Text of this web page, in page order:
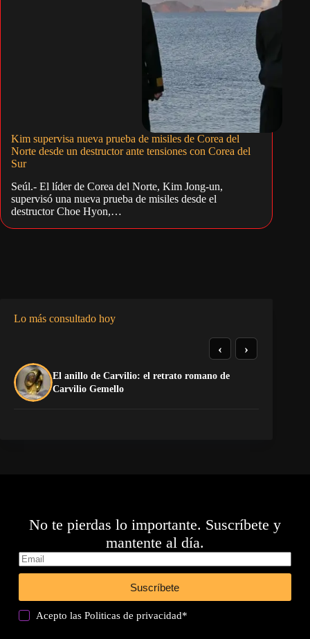
Kim supervisa nueva prueba de misiles de Corea del
Norte desde un destructor ante tensiones con Corea del
Sur
Seúl.- El líder de Corea del Norte, Kim Jong-un,
supervisó una nueva prueba de misiles desde el
destructor Choe Hyon,…
Lo más consultado hoy
El anillo de Carvilio: el retrato romano de
Carvilio Gemello
‹ ›
No te pierdas lo importante. Suscríbete y
mantente al día.
Suscríbete
Acepto lasPoliticas de privacidad*